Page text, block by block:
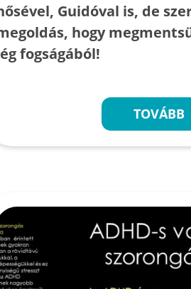
Guidóval is, de
hogy
fogságából!
TOVÁBB